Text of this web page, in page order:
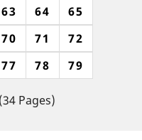
63 64
65
70 71
72
77 78 79
Pages)